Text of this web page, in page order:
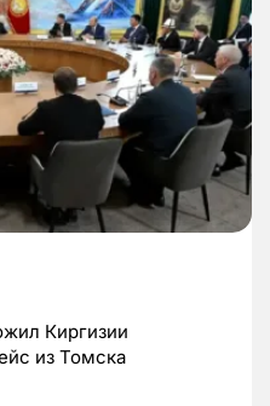
Киргизии
из Томска